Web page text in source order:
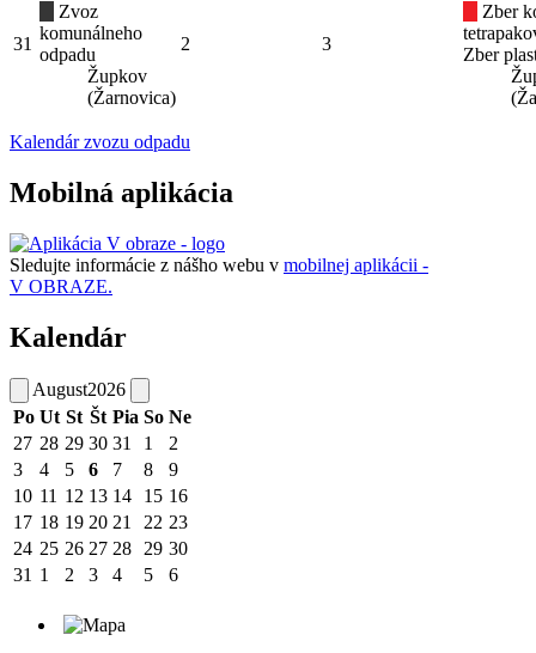
31
Zvoz
komunálneho
odpadu
Župkov
(Žarnovica)
2 3
Zber
Zber
Kalendár zvozu odpadu
Mobilná aplikácia
Sledujte informácie z nášho webu v mobilnej aplikácii -
V OBRAZE.
Kalendár
August2026
Po Ut St Št Pia So Ne
27 28 29 30 31 1
2
3
4 5 6 7 8
9
10 11 12 13 14 15 16
17 18 19 20 21 22 23
24 25 26 27 28 29 30
31 1 2 3 4 5 6